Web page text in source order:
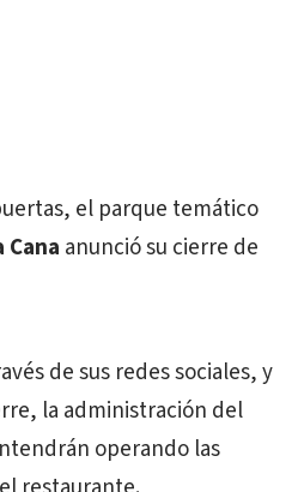
el parque temático
anunció su cierre de
de sus redes sociales, y
la administración del
operando las